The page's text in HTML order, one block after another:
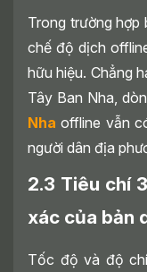
Trong trường hợp
chế độ dịch
hữu hiệu. Chẳng
Tây Ban Nha,
Nha offline vẫn
người dân địa
2.3 Tiêu chí
xác của bản
Tốc độ và độ